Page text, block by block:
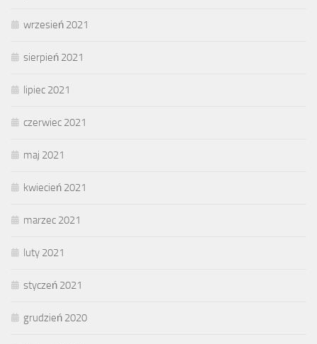
wrzesień 2021
sierpień 2021
lipiec 2021
czerwiec 2021
maj 2021
kwiecień 2021
marzec 2021
luty 2021
styczeń 2021
grudzień 2020